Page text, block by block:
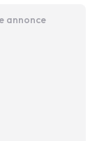
annonce